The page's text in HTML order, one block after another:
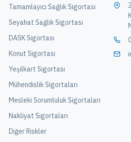
Tamamlayıcı Sağlık Sigortası
Seyahat Sağlık Sigortası
DASK Sigortası
Konut Sigortası
Yeşilkart Sigortası
Mühendislik Sigortaları
Mesleki Sorumluluk Sigortaları
Nakliyat Sigortaları
Diğer Riskler